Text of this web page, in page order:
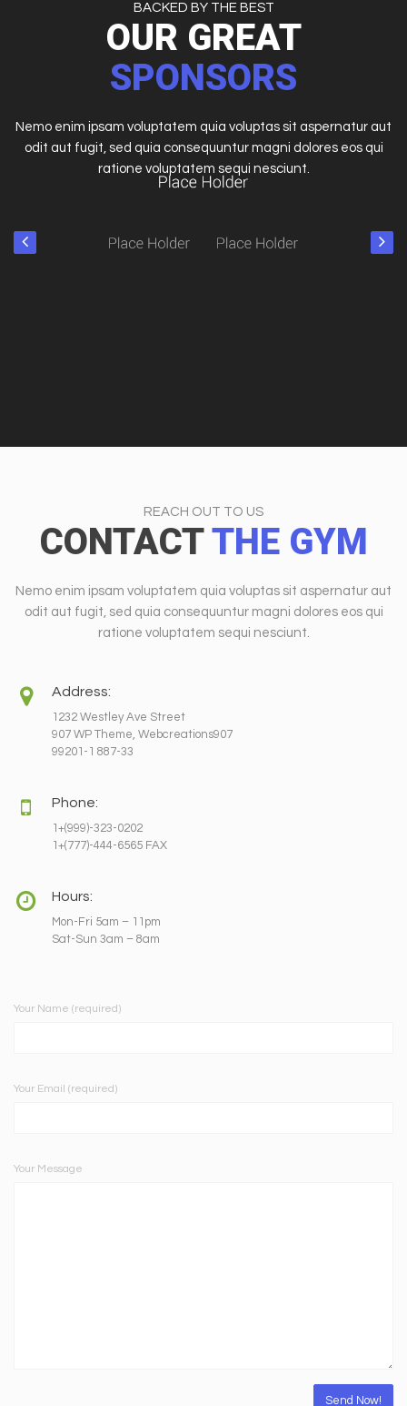
BACKED BY THE BEST
OUR GREAT
SPONSORS
Nemo enim ipsam voluptatem quia voluptas sit aspernatur aut
odit aut fugit, sed quia consequuntur magni dolores eos qui
ratione voluptatem sequi nesciunt.
REACH OUT TO US
CONTACTTHE GYM
Nemo enim ipsam voluptatem quia voluptas sit aspernatur aut
odit aut fugit, sed quia consequuntur magni dolores eos qui
ratione voluptatem sequi nesciunt.
Address:
1232 Westley Ave Street
907 WP Theme, Webcreations907
99201-1 887-33
Phone:
1+(999)-323-0202
1+(777)-444-6565 FAX
Hours:
Mon-Fri 5am – 11pm
Sat-Sun 3am – 8am
Your Name (required)
Your Email (required)
Your Message